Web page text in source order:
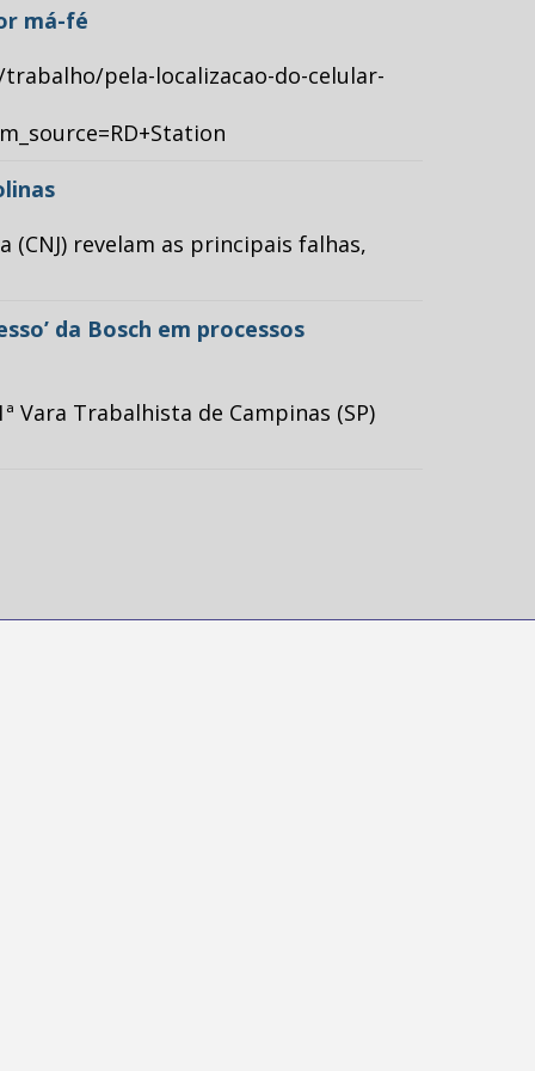
má-fé
pela-localizacao-do-celular-
revelam as principais falhas,
da Bosch em processos
Trabalhista de Campinas (SP)